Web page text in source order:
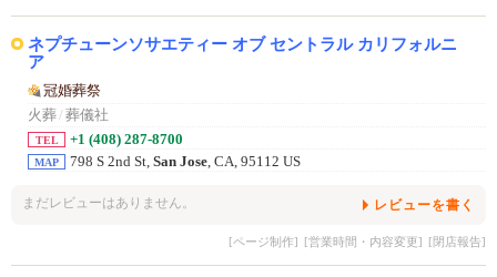
ネプチューンソサエティー オブ セントラル カリフォルニ
ア
冠婚葬祭
火葬/ 葬儀社
TEL +1 (408) 287-8700
MAP 798 S 2nd St, San Jose , CA, 95112 US
まだレビューはありません。 レビューを書く
[ページ制作] [営業時間・内容変更] [閉店報告]